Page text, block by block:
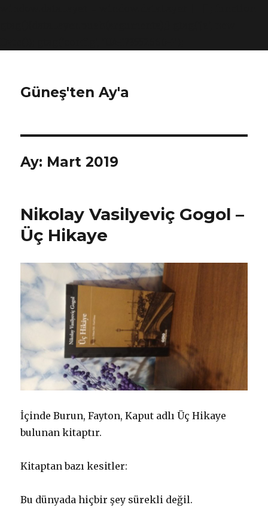
Güneş'ten Ay'a
Ay: Mart 2019
Nikolay Vasilyeviç Gogol –
Üç Hikaye
İçinde Burun, Fayton, Kaput adlı Üç Hikaye
bulunan kitaptır.
Kitaptan bazı kesitler:
Bu dünyada hiçbir şey sürekli değil.